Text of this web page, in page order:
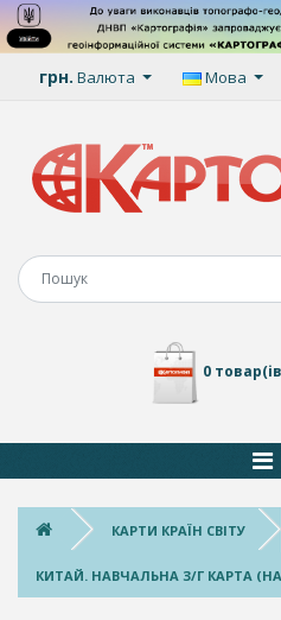
грн. Валюта Мова
0
КАРТИ КРАЇН СВІТУ
КИТАЙ. НАВЧАЛЬНА З/Г КАРТА (НА